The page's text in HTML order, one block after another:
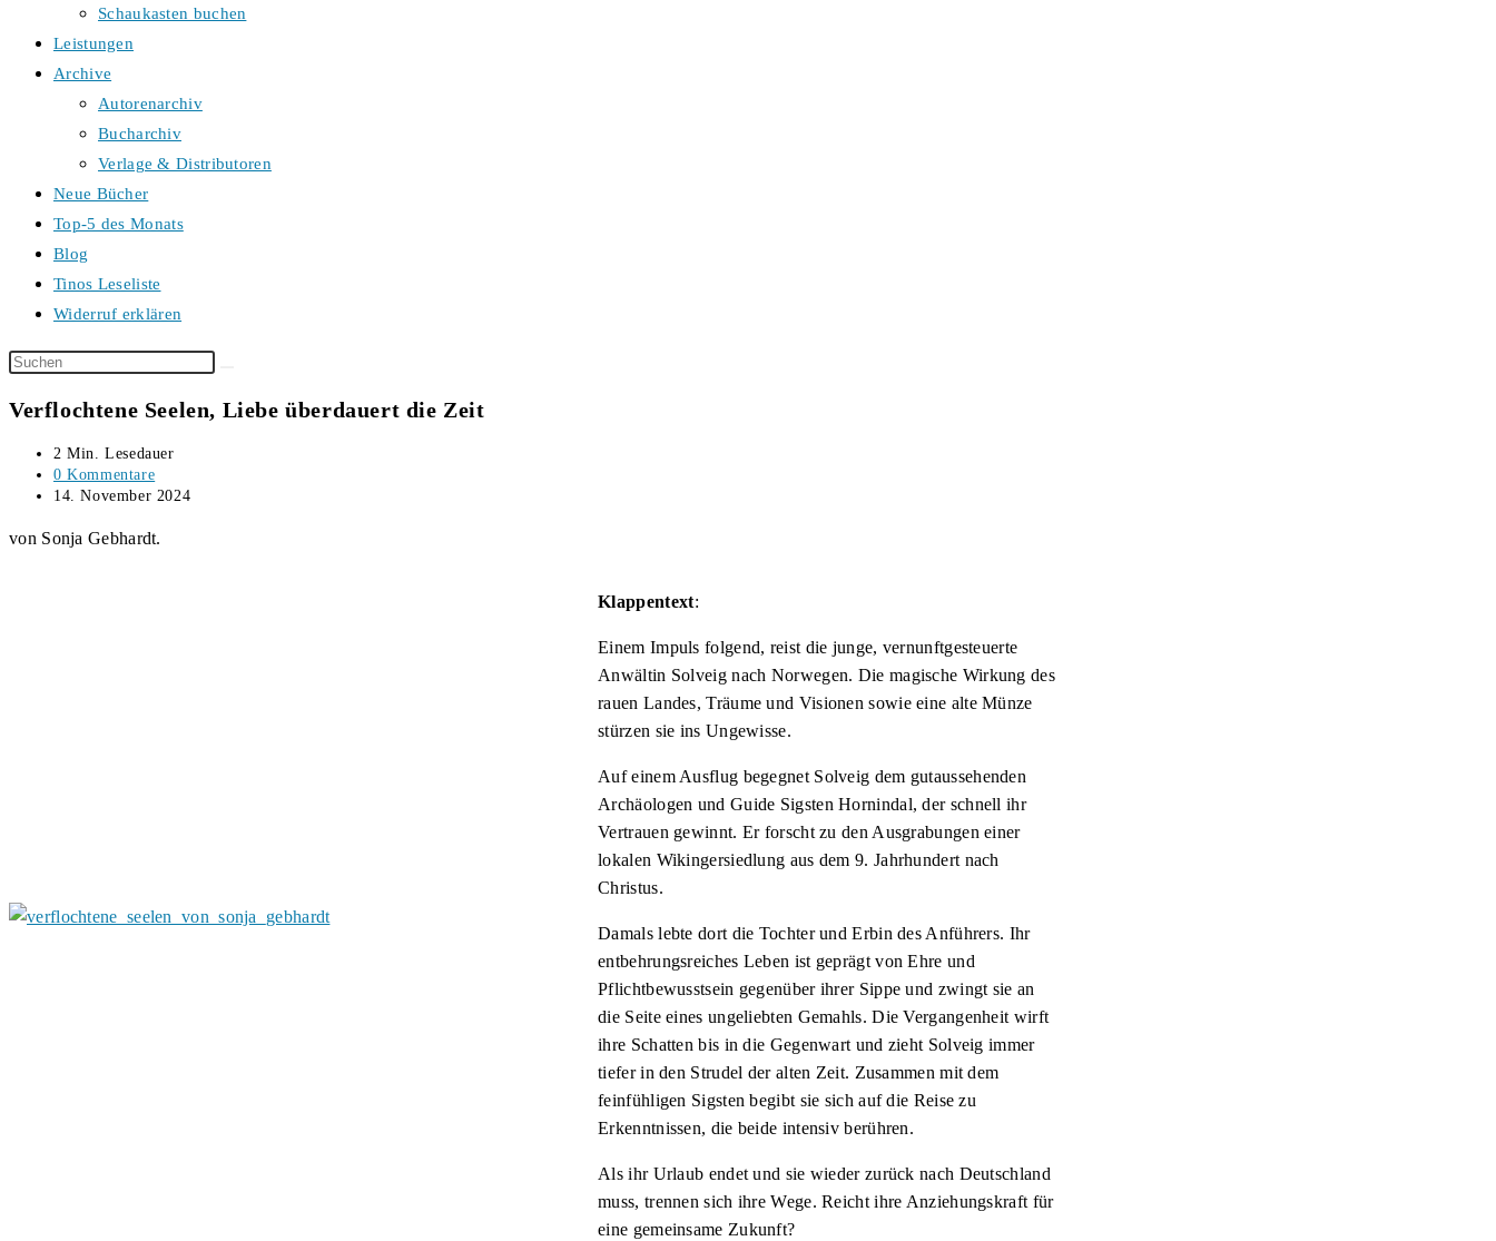
Schaukasten buchen
Leistungen
Archive
Autorenarchiv
Bucharchiv
Verlage & Distributoren
Neue Bücher
Top-5 des Monats
Blog
Tinos Leseliste
Widerruf erklären
Diese
durchsuchen
Verflochtene Seelen, Liebe überdauert die Zeit
Lesedauer:
2 Min. Lesedauer
Beitrags-
Kommentare:
0 Kommentare
Beitrag
14. November 2024
von Sonja Gebhardt.
Klappentext:
Einem Impuls folgend, reist die junge, vernunftgesteuerte
Anwältin Solveig nach Norwegen. Die magische Wirkung des
rauen Landes, Träume und Visionen sowie eine alte Münze
stürzen sie ins Ungewisse.
Auf einem Ausflug begegnet Solveig dem gutaussehenden
Archäologen und Guide Sigsten Hornindal, der schnell ihr
Vertrauen gewinnt. Er forscht zu den Ausgrabungen einer
lokalen Wikingersiedlung aus dem 9. Jahrhundert nach
Christus.
Damals lebte dort die Tochter und Erbin des Anführers. Ihr
entbehrungsreiches Leben ist geprägt von Ehre und
Pflichtbewusstsein gegenüber ihrer Sippe und zwingt sie an
die Seite eines ungeliebten Gemahls. Die Vergangenheit wirft
ihre Schatten bis in die Gegenwart und zieht Solveig immer
tiefer in den Strudel der alten Zeit. Zusammen mit dem
feinfühligen Sigsten begibt sie sich auf die Reise zu
Erkenntnissen, die beide intensiv berühren.
Als ihr Urlaub endet und sie wieder zurück nach Deutschland
muss, trennen sich ihre Wege. Reicht ihre Anziehungskraft für
eine gemeinsame Zukunft?